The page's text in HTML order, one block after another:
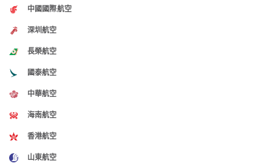
中國國際航空
深圳航空
長榮航空
國泰航空
中華航空
海南航空
香港航空
山東航空